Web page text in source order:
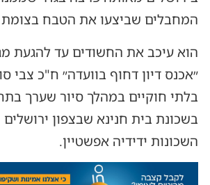
המחבלים שביצעו את הטבח
הוא עיכב את החשודים עד להגעת
״אכנס דיון דחוף בוועדה״ ח"כ צבי
בלתי חוקיים במהלך סיור שערך
בשכונת בית חנינא שבצפון
השכונות ידידיה אפשטיין.